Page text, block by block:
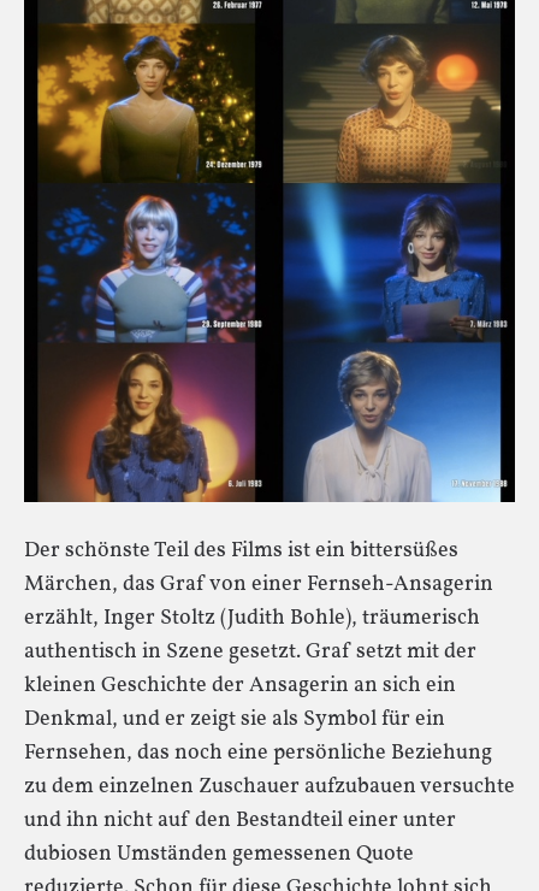
Der schönste Teil des Films ist ein bittersüßes
Märchen, das Graf von einer Fernseh-Ansagerin
erzählt, Inger Stoltz (Judith Bohle), träumerisch
authentisch in Szene gesetzt. Graf setzt mit der
kleinen Geschichte der Ansagerin an sich ein
Denkmal, und er zeigt sie als Symbol für ein
Fernsehen, das noch eine persönliche Beziehung
zu dem einzelnen Zuschauer aufzubauen versuchte
und ihn nicht auf den Bestandteil einer unter
dubiosen Umständen gemessenen Quote